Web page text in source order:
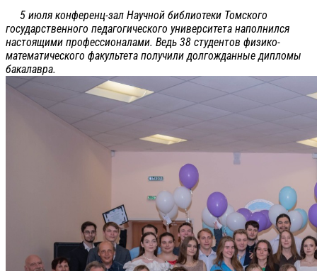
5 июля конференц-зал Научной библиотеки Томского
государственного педагогического университета наполнился
настоящими профессионалами. Ведь 38 студентов физико-
математического факультета получили долгожданные дипломы
бакалавра.